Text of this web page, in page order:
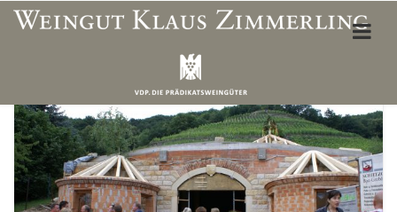
ÜBER UNS
Weinbergslagen
Unser Team